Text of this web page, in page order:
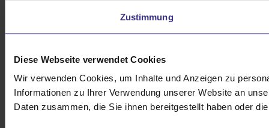
Zustimmung
Diese Webseite verwendet Cookies
Wir verwenden Cookies, um Inhalte und Anzeigen zu
Informationen zu Ihrer Verwendung unserer Website an
Daten zusammen, die Sie ihnen bereitgestellt haben oder